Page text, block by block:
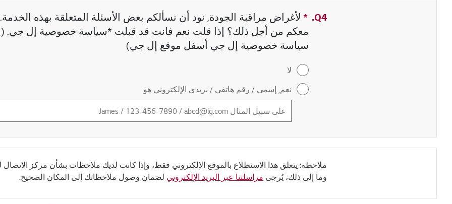
Q4.
* حقل مطلوب
لأغراض مراقبة الجودة, نود أن نسألكم بعض الأسئلة المتعلقة بهذه
معكم من أجل ذلك؟ إذا قلت نعم فانت قد قبلت *سياسة خصوصية إل جي.
سياسة خصوصية إل جي أسفل موقع إل جي)
لا
نعم, إسمي / رقم هاتفي / بريدي الإلكتروني هو
ملاحظة: يتعلق هذا الاستطلاع بالموقع الإلكتروني فقط، وإذا كانت لديك ملاحظات بشأن مركز الاتصال
وما إلى ذلك، يُرجى مراسلتنا عبر البريد الإلكتروني لضمان وصول ملاحظاتك إلى المكان الصحيح.